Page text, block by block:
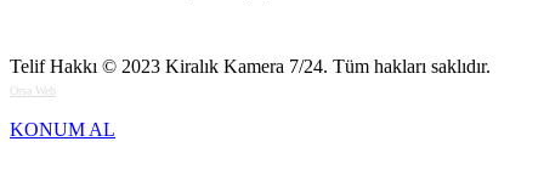
Telif Hakkı © 2023 Kiralık Kamera 7/24. Tüm hakları saklıdır.
Orsa Web
KONUM AL